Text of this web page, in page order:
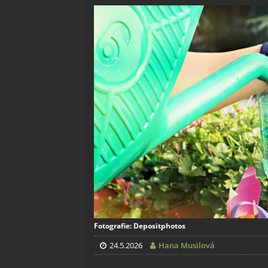
Fotografie: Depositphotos
24.5.2026 Hana Musilová